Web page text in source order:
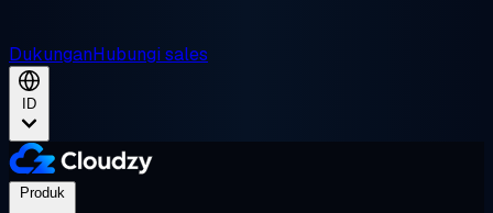
DukunganHubungi sales
ID